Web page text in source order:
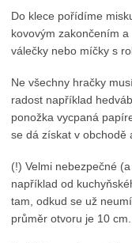
Do klece pořídíme
kovovým zakončením
válečky nebo míčky s
Ne všechny hračky
radost například
ponožka vycpaná
se dá získat v obchodě
(!) Velmi nebezpečné
například od
tam, odkud se už
průměr otvoru je 10 cm.